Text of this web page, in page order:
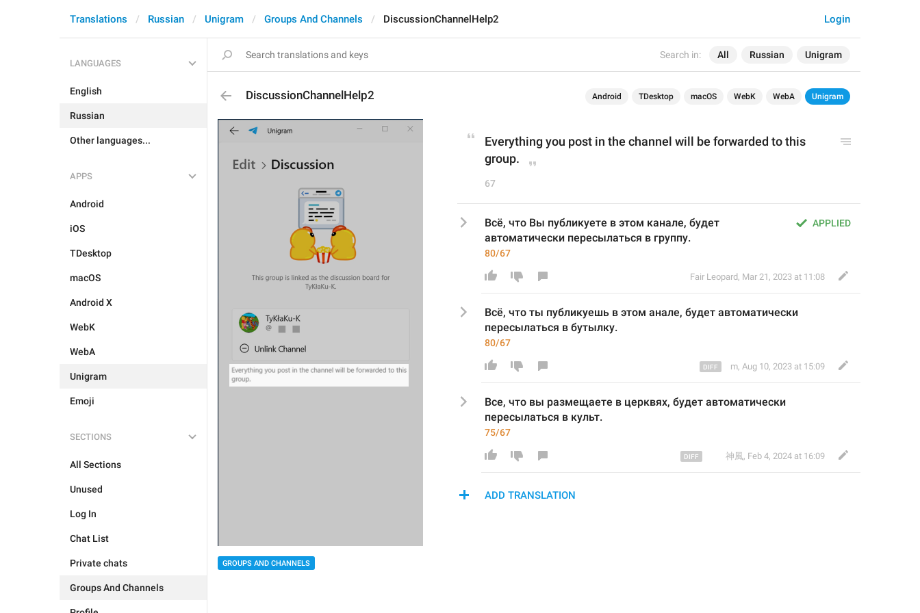
Search in: All Russian Unigram
Login
Translations Russian Unigram Groups And Channels DiscussionChannelHelp2
LANGUAGES
English
Russian
Other languages...
APPS
Android
iOS
TDesktop
macOS
Android X
WebK
WebA
Unigram
Emoji
SECTIONS
All Sections
Unused
Log In
Chat List
Private chats
Groups And Channels
DiscussionChannelHelp2 Android TDesktop macOS WebK WebA Unigram
GROUPS AND CHANNELS
Everything you post in the channel will be forwarded to this
group.
67
APPLIED
Всё, что Вы публикуете в этом канале, будет
автоматически пересылаться в группу.
80/67
Fair Leopard, Mar 21, 2023 at 11:08
Всё, что ты публикуешь в этом анале, будет автоматически
пересылаться в бутылку.
80/67
m, Aug 10, 2023 at 15:09
Все, что вы размещаете в церквях, будет автоматически
пересылаться в культ.
75/67
︎ ︎ ︎ ︎ ︎ ︎ ︎ 神風, Feb 4, 2024 at 16:09
ADD TRANSLATION